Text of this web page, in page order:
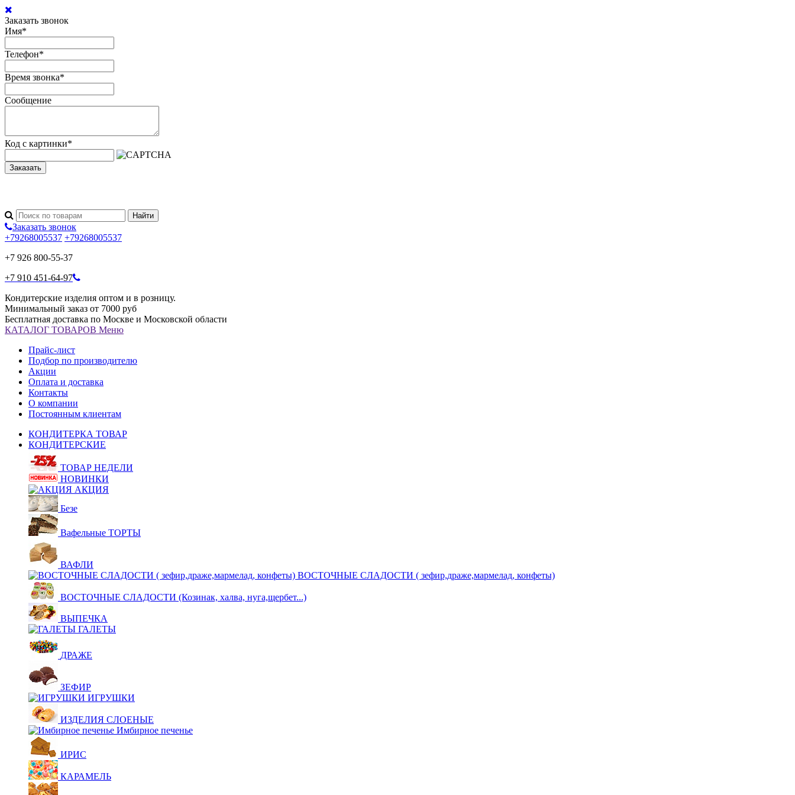
Заказать звонок
Имя*
Телефон*
Время звонка*
Сообщение
Код с картинки*
Заказать
Заказать звонок
+79268005537 +79268005537
+7 926 800-55-37
+7 910 451-64-97
Кондитерские изделия оптом и в розницу.
Минимальный заказ от 7000 руб
Бесплатная доставка по Москве и Московской области
КАТАЛОГ ТОВАРОВ Меню
Прайс-лист
Подбор по производителю
Акции
Оплата и доставка
Контакты
О компании
Постоянным клиентам
КОНДИТЕРКА ТОВАР
КОНДИТЕРСКИЕ
ТОВАР НЕДЕЛИ
НОВИНКИ
АКЦИЯ
Безе
Вафельные ТОРТЫ
ВАФЛИ
ВОСТОЧНЫЕ СЛАДОСТИ ( зефир,драже,мармелад, конфеты)
ВОСТОЧНЫЕ СЛАДОСТИ (Козинак, халва, нуга,щербет...)
ВЫПЕЧКА
ГАЛЕТЫ
ДРАЖЕ
ЗЕФИР
ИГРУШКИ
ИЗДЕЛИЯ СЛОЕНЫЕ
Имбирное печенье
ИРИС
КАРАМЕЛЬ